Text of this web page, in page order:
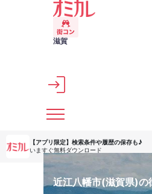
メインコンテンツへスキップ
滋賀
【アプリ限定】 検索条件や履歴の保存も♪
いますぐ無料ダウンロード
近江八幡市(滋賀県)の